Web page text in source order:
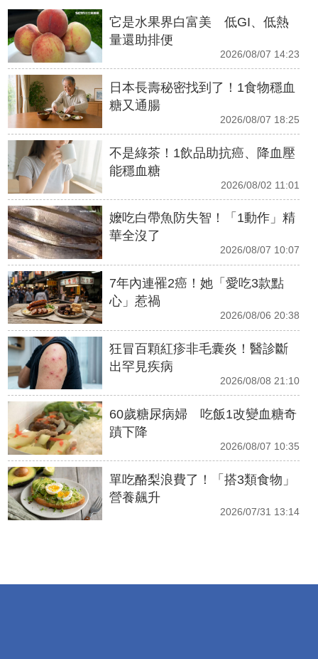
它是水果界白富美 低GI、低熱
量還助排便
2026/08/07 14:23
日本長壽秘密找到了！1食物穩血
糖又通腸
2026/08/07 18:25
不是綠茶！1飲品助抗癌、降血壓
能穩血糖
2026/08/02 11:01
嬤吃白帶魚防失智！「1動作」精
華全沒了
2026/08/07 10:07
7年內連罹2癌！她「愛吃3款點
心」惹禍
2026/08/06 20:38
狂冒百顆紅疹非毛囊炎！醫診斷
出罕見疾病
2026/08/08 21:10
60歲糖尿病婦 吃飯1改變血糖奇
蹟下降
2026/08/07 10:35
單吃酪梨浪費了！「搭3類食物」
營養飆升
2026/07/31 13:14